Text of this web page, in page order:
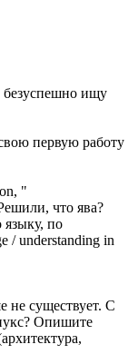
безуспешно ищу
первую работу
"
что ява?
по
/ understanding in
не существует. С
Опишите